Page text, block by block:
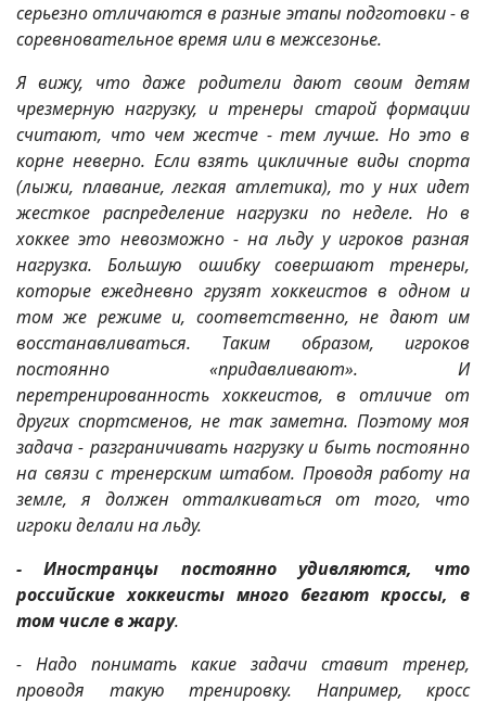
серьезно отличаются в разные этапы подготовки - в
соревновательное время или в межсезонье.
Я вижу, что даже родители дают своим детям
чрезмерную нагрузку, и тренеры старой формации
считают, что чем жестче - тем лучше. Но это в
корне неверно. Если взять цикличные виды спорта
(лыжи, плавание, легкая атлетика), то у них идет
жесткое распределение нагрузки по неделе. Но в
хоккее это невозможно - на льду у игроков разная
нагрузка. Большую ошибку совершают тренеры,
которые ежедневно грузят хоккеистов в одном и
том же режиме и, соответственно, не дают им
восстанавливаться. Таким образом, игроков
постоянно «придавливают». И
перетренированность хоккеистов, в отличие от
других спортсменов, не так заметна. Поэтому моя
задача - разграничивать нагрузку и быть постоянно
на связи с тренерским штабом. Проводя работу на
земле, я должен отталкиваться от того, что
игроки делали на льду.
- Иностранцы постоянно удивляются, что
российские хоккеисты много бегают кроссы, в
том числе в жару.
- Надо понимать какие задачи ставит тренер,
проводя такую тренировку. Например, кросс